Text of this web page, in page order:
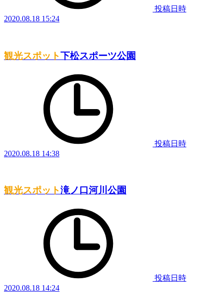
投稿日時
2020.08.18 15:24
観光スポット下松スポーツ公園
投稿日時
2020.08.18 14:38
観光スポット滝ノ口河川公園
投稿日時
2020.08.18 14:24